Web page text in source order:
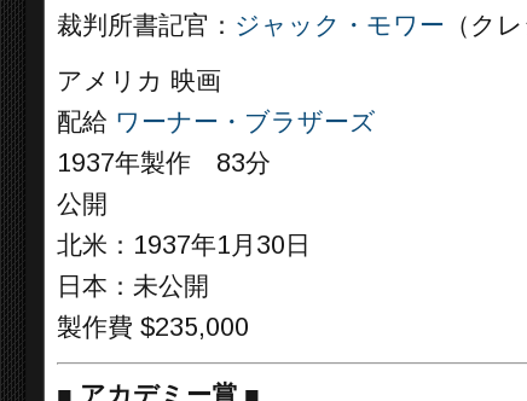
裁判所書記官： ジャック・モワー （ク
アメリカ 映画
配給 ワーナー・ブラザーズ
1937年製作 83分
公開
北米：1937年1月30日
日本：未公開
製作費 $235,000
■ アカデミー賞 ■